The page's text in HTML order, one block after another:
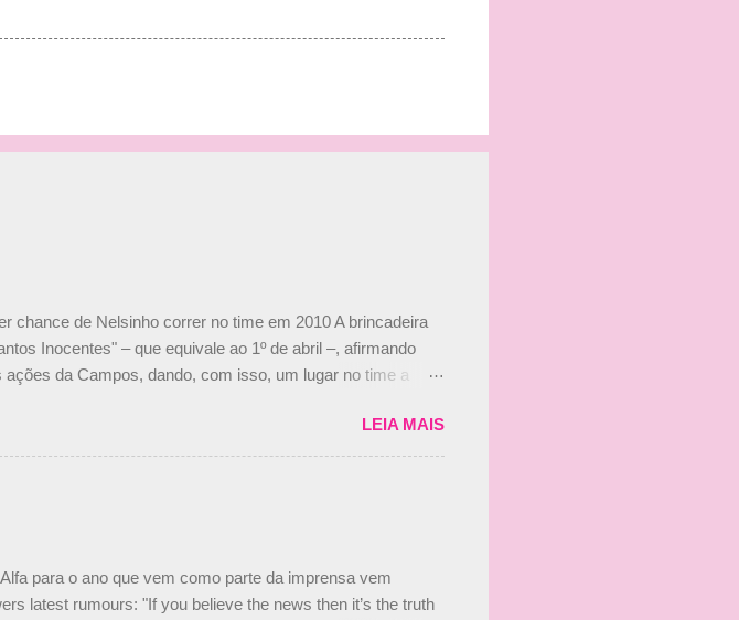
chance de Nelsinho correr no time em 2010 A brincadeira
Inocentes" – que equivale ao 1º de abril –, afirmando
da Campos, dando, com isso, um lugar no time a
não será o companheiro de Bruno Senna em 2010. "Na
admitiu Audetto. “Mas depois de ter assinado com Bruno
dizendo ainda que não tem nada contra o filho do
LEIA MAIS
para o ano que vem como parte da imprensa vem
latest rumours: "If you believe the news then it’s the truth